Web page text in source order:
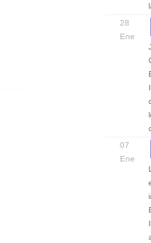
28
Ene
07
Ene